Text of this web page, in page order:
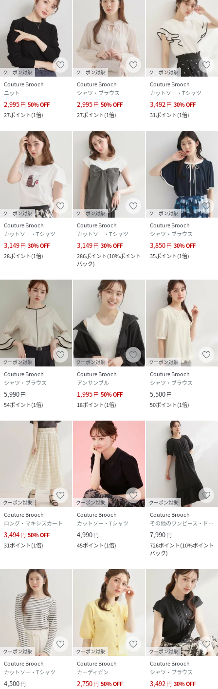
クーポン対象
Couture Brooch
ニット
2,995円 50%OFF
27ポイント(1倍)
クーポン対象
Couture Brooch
シャツ・ブラウス
2,995円 50%OFF
27ポイント(1倍)
クーポン対象
Couture Brooch
カットソー・Tシャツ
3,492円 30%OFF
31ポイント(1倍)
クーポン対象
Couture Brooch
カットソー・Tシャツ
3,149円 30%OFF
28ポイント(1倍)
クーポン対象
Couture Brooch
カットソー・Tシャツ
3,149円 30%OFF
286ポイント(10%ポイント
バック)
クーポン対象
Couture Brooch
シャツ・ブラウス
3,850円 30%OFF
35ポイント(1倍)
クーポン対象
Couture Brooch
シャツ・ブラウス
5,990円
54ポイント(1倍)
クーポン対象
Couture Brooch
アンサンブル
1,995円 50%OFF
18ポイント(1倍)
クーポン対象
Couture Brooch
シャツ・ブラウス
5,500円
50ポイント(1倍)
クーポン対象
Couture Brooch
ロング・マキシスカート
3,494円 50%OFF
31ポイント(1倍)
クーポン対象
Couture Brooch
カットソー・Tシャツ
4,990円
45ポイント(1倍)
クーポン対象
Couture Brooch
その他のワンピース・ドレス
7,990円
726ポイント(10%ポイント
バック)
クーポン対象
Couture Brooch
カットソー・Tシャツ
4,500円
クーポン対象
Couture Brooch
カーディガン
2,750円 50%OFF
クーポン対象
Couture Brooch
シャツ・ブラウス
3,492 円 30%OFF